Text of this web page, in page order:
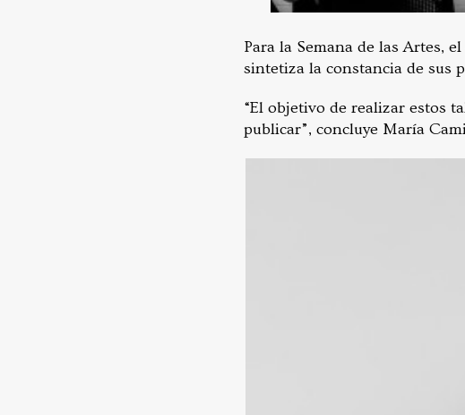
Para la Semana de las Artes,
sintetiza la constancia de sus
“El objetivo de realizar estos
publicar”, concluye María